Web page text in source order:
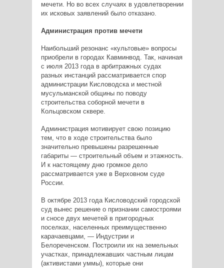
мечети. Но во всех случаях в удовлетворении
их исковых заявлений было отказано.
Администрация против мечети
Наибольший резонанс «культовые» вопросы
приобрели в городах Кавминвод. Так, начиная
с июля 2013 года в арбитражных судах
разных инстанций рассматривается спор
администрации Кисловодска и местной
мусульманской общины по поводу
строительства соборной мечети в
Кольцовском сквере.
Администрация мотивирует свою позицию
тем, что в ходе строительства было
значительно превышены разрешенные
габариты — строительный объем и этажность.
И к настоящему дню громкое дело
рассматривается уже в Верховном суде
России.
В октябре 2013 года Кисловодский городской
суд вынес решение о признании самостроями
и сносе двух мечетей в пригородных
поселках, населенных преимущественно
карачаевцами, — Индустрии и
Белореченском. Построили их на земельных
участках, принадлежавших частным лицам
(активистами уммы), которые они